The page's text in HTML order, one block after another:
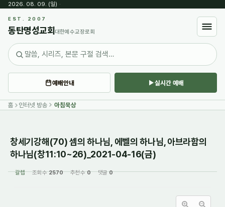
2026. 08. 09. (일) ·
EST. 2007
동탄명성교회 대한예수교장로회
예배안내 실시간 예배
홈 인터넷 방송 아침묵상
창세기강해(70) 셈의 하나님, 에벨의 하나님, 아브라함의
하나님(창11:10~26)_2021-04-16(금)
갈렙 조회 수2570 추천 수0 댓글0
Sketchbook5, 스케치북5
Sketchbook5, 스케치북5